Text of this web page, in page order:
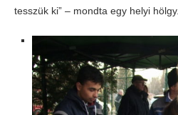
tesszük ki” – mondta egy helyi hölgy.